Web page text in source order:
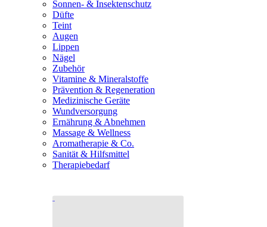
Sonnen- & Insektenschutz
Düfte
Teint
Augen
Lippen
Nägel
Zubehör
Vitamine & Mineralstoffe
Prävention & Regeneration
Medizinische Geräte
Wundversorgung
Ernährung & Abnehmen
Massage & Wellness
Aromatherapie & Co.
Sanität & Hilfsmittel
Therapiebedarf